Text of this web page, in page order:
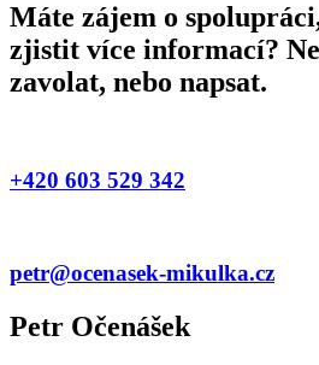
Máte zájem o
zjistit více informací?
zavolat, nebo napsat.
+420 603 529 342
petr@ocenasek-mikulka.cz
Petr Očenášek